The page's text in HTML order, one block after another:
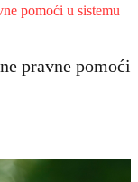
pravne pomoći